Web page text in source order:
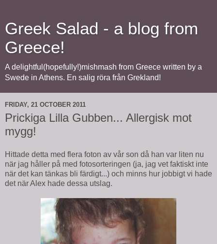
Greek Salad - a blog from
Greece!
A delightful(hopefully!)mishmash from Greece written by a
Swede in Athens. En salig röra från Grekland!
FRIDAY, 21 OCTOBER 2011
Prickiga Lilla Gubben... Allergisk mot
mygg!
Hittade detta med flera foton av vår son då han var liten nu
när jag håller på med fotosorteringen (ja, jag vet faktiskt inte
när det kan tänkas bli färdigt...) och minns hur jobbigt vi hade
det när Alex hade dessa utslag.